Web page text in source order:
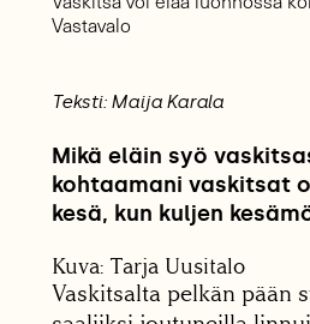
Vastavalo
Teksti: Maija Karala
Mikä eläin syö
kohtaamani vaskitsat
kesä, kun kuljen
Kuva: Tarja Uusitalo
Vaskitsalta pelkän pään